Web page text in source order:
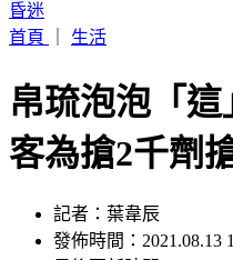
看
首頁
生活
帛琉泡泡「
客為搶2千劑
記者：葉韋辰
發佈時間：2021.08.13